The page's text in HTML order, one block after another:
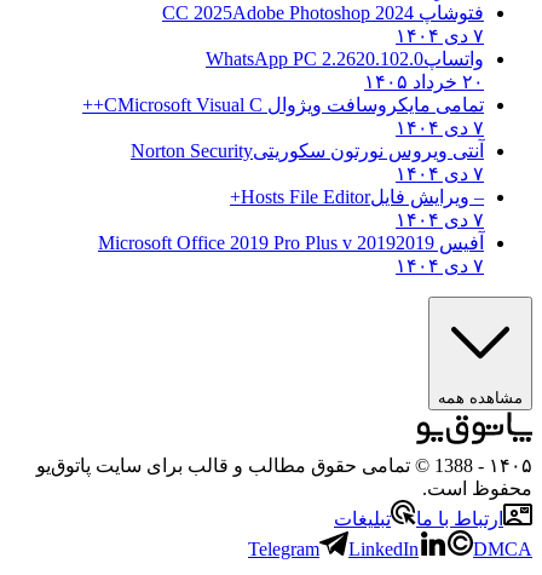
فتوشاپ CC 2025Adobe Photoshop 2024
واتساپWhatsApp PC 2.2620.102.0
تمامی مایکروسافت ویژوال C Microsoft Visual C++
آنتی ویروس نورتون سکوریتیNorton Security
– ویرایش فایلHosts File Editor+
آفیس 20192019 Microsoft Office 2019 Pro Plus v
همه
- 1388 © تمامی حقوق مطالب و قالب برای سایت پاتوق‌یو
است.
ارتباط با ما
تبلیغات
Telegram
LinkedIn